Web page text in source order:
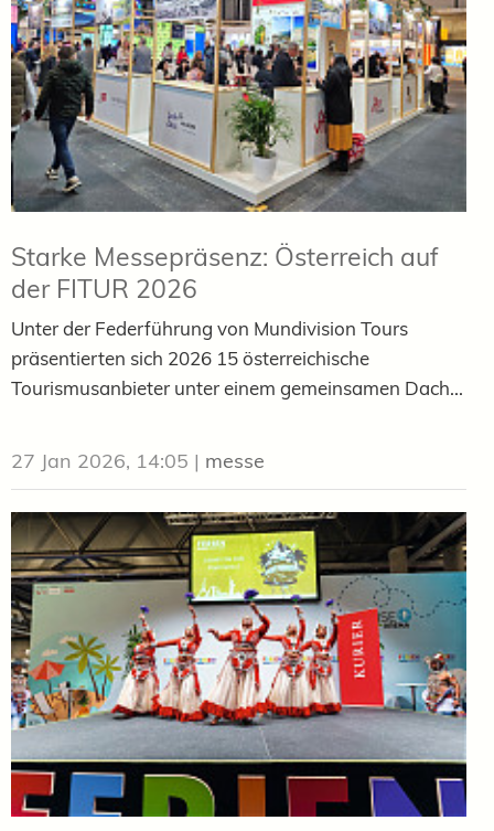
Starke Messepräsenz: Österreich auf
der FITUR 2026
Unter der Federführung von Mundivision Tours
präsentierten sich 2026 15 österreichische
Tourismusanbieter unter einem gemeinsamen Dach...
27 Jan 2026, 14:05 | messe